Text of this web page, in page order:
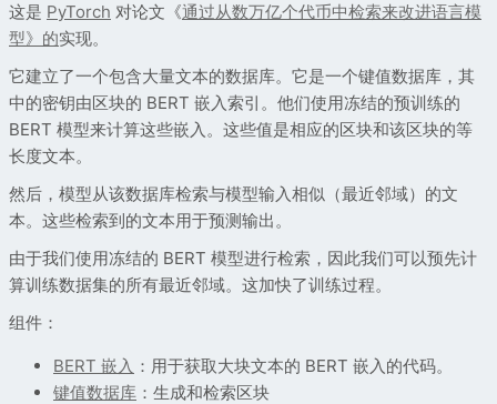
这是 PyTorch 对论文《通过从数万亿个代币中检索来改进语言模
型》的实现。
它建立了一个包含大量文本的数据库。它是一个键值数据库，其
中的密钥由区块的 BERT 嵌入索引。他们使用冻结的预训练的
BERT 模型来计算这些嵌入。这些值是相应的区块和该区块的等
长度文本。
然后，模型从该数据库检索与模型输入相似（最近邻域）的文
本。这些检索到的文本用于预测输出。
由于我们使用冻结的 BERT 模型进行检索，因此我们可以预先计
算训练数据集的所有最近邻域。这加快了训练过程。
组件：
BERT 嵌入 ：用于获取大块文本的 BERT 嵌入的代码。
键值数据库 ：生成和检索区块